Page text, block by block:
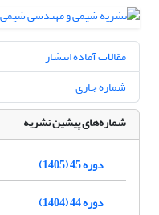
مقالات آماده انتشار
شماره جاری
شماره‌های پیشین نشریه
دوره 45 (1405)
دوره 44 (1404)